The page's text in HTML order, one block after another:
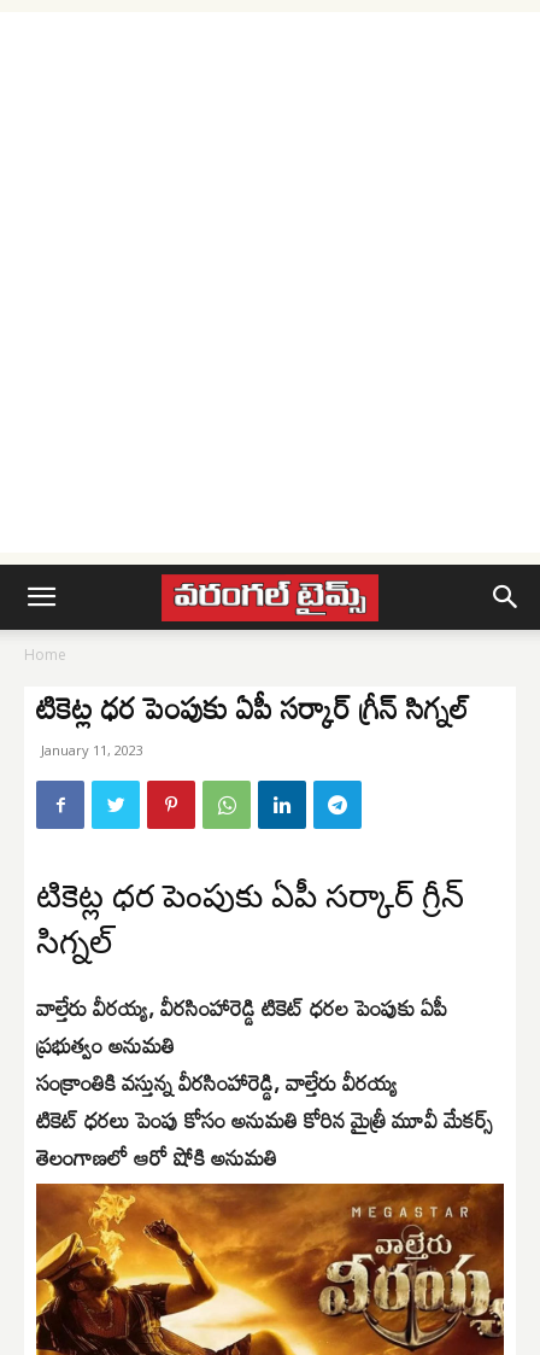
Home
టికెట్ల ధర పెంపుకు ఏపీ సర్కార్ గ్రీన్ సిగ్నల్
January 11, 2023
టికెట్ల ధర పెంపుకు ఏపీ సర్కార్ గ్రీన్
సిగ్నల్
వాల్తేరు వీరయ్య, వీరసింహారెడ్డి టికెట్ ధరల పెంపుకు ఏపీ
ప్రభుత్వం అనుమతి
సంక్రాంతికి వస్తున్న వీరసింహారెడ్డి, వాల్తేరు వీరయ్య
టికెట్ ధరలు పెంపు కోసం అనుమతి కోరిన మైత్రీ మూవీ మేకర్స్
తెలంగాణలో ఆరో షోకి అనుమతి